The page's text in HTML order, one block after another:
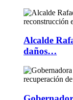
Alcalde
daños…